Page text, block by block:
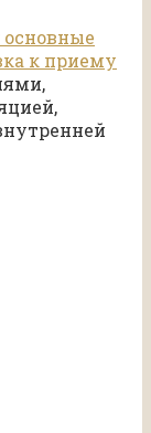
основные
к приему